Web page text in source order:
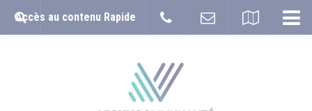
Accès au contenu Rapide